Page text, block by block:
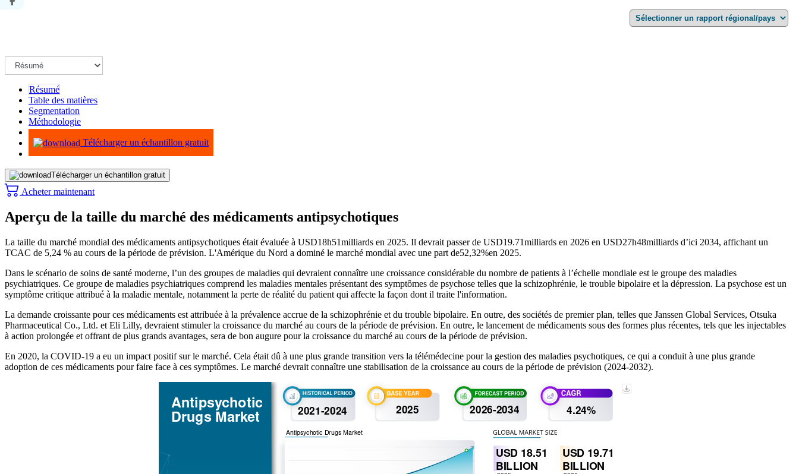
Résumé
Table des matières
Segmentation
Méthodologie
Infographie
Télécharger un échantillon gratuit
Télécharger un échantillon gratuit
Acheter maintenant
Aperçu de la taille du marché des médicaments antipsychotiques
La taille du marché mondial des médicaments antipsychotiques était évaluée à USD18h51milliards en 2025. Il devrait passer de USD19.71milliards en 2026 en USD27h48milliards d’ici 2034, affichant un
TCAC de 5,24 % au cours de la période de prévision. L'Amérique du Nord a dominé le marché mondial avec une part de52,32%en 2025.
Dans le scénario de soins de santé moderne, l’un des groupes de maladies qui devraient connaître une croissance considérable du nombre de patients à l’échelle mondiale est le groupe des maladies
psychiatriques. Ce groupe de maladies psychiatriques comprend les maladies mentales présentant des symptômes de psychose telles que la schizophrénie, le trouble bipolaire et la dépression. La psychose est un
symptôme critique attribué à la maladie mentale, notamment la perte de réalité du patient qui affecte la façon dont il traite l'information.
La demande croissante pour ces médicaments est attribuée à la prévalence accrue de la schizophrénie et du trouble bipolaire. En outre, des sociétés de premier plan, telles que Janssen Global Services, Otsuka
Pharmaceutical Co., Ltd. et Eli Lilly, devraient stimuler la croissance du marché au cours de la période de prévision. En outre, le lancement de médicaments sous des formes plus récentes, tels que les injectables
à action prolongée et offrant de plus grands avantages, sera de bon augure pour la croissance du marché au cours de la période de prévision.
En 2020, la COVID-19 a eu un impact positif sur le marché. Cela était dû à une plus grande transition vers la télémédecine pour la gestion des maladies psychotiques, ce qui a conduit à une plus grande
adoption de ces médicaments pour faire face à ces symptômes. Le marché devrait connaître une stabilisation de la croissance au cours de la période de prévision (2024-2032).